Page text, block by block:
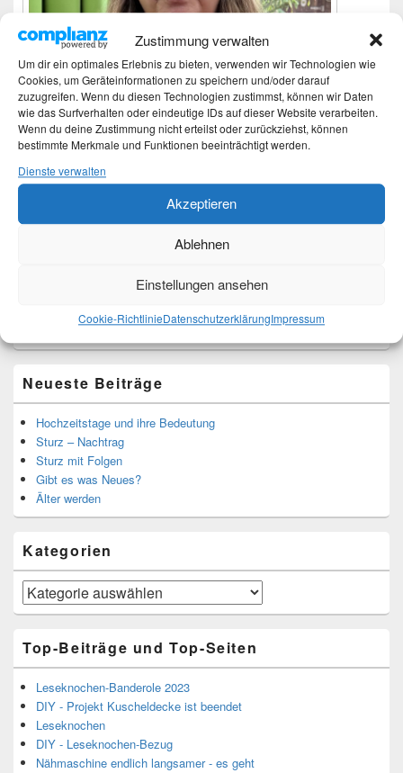
Zustimmung verwalten
Um dir ein optimales Erlebnis zu bieten, verwenden wir Technologien wie
Cookies, um Geräteinformationen zu speichern und/oder darauf
zuzugreifen. Wenn du diesen Technologien zustimmst, können wir Daten
wie das Surfverhalten oder eindeutige IDs auf dieser Website verarbeiten.
Wenn du deine Zustimmung nicht erteilst oder zurückziehst, können
bestimmte Merkmale und Funktionen beeinträchtigt werden.
Dienste verwalten
Akzeptieren
Ablehnen
Einstellungen ansehen
Cookie-RichtlinieDatenschutzerklärungImpressum
Ich bin Martina und Autorin dieses Blogs.
Neueste Beiträge
Hochzeitstage und ihre Bedeutung
Sturz – Nachtrag
Sturz mit Folgen
Gibt es was Neues?
Älter werden
Kategorien
Kategorien
Top-Beiträge und Top-Seiten
Leseknochen-Banderole 2023
DIY - Projekt Kuscheldecke ist beendet
Leseknochen
DIY - Leseknochen-Bezug
Nähmaschine endlich langsamer - es geht